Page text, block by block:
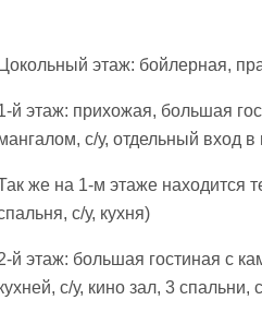
этаж: бойлерная,
й этаж: прихожая, большая
с/у, отдельный вход
же на 1-м этаже находится
с/у, кухня)
й этаж: большая гостиная с
с/у, кино зал, 3 спальни,